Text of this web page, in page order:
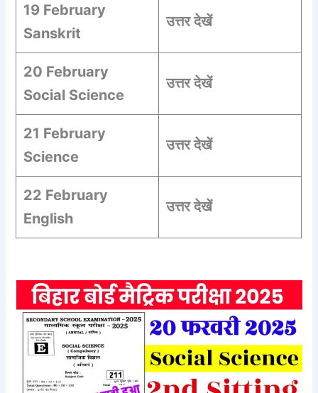
19 February
Sanskrit
उत्तर देखें
20 February
Social Science
उत्तर देखें
21 February
Science
उत्तर देखें
22 February
English
उत्तर देखें